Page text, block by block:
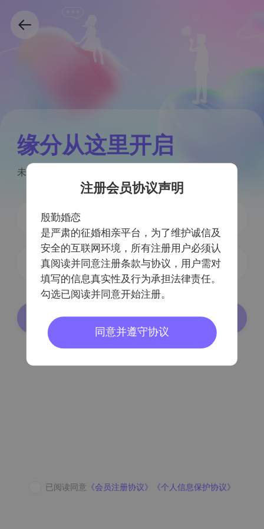
缘分从这里开启
未注册手机号验证后自动注册
获取验证码
登录/注册
密码登录
注册会员协议声明
殷勤婚恋
是严肃的征婚相亲平台，为了维护诚信及
安全的互联网环境，所有注册用户必须认
真阅读并同意注册条款与协议，用户需对
填写的信息真实性及行为承担法律责任。
勾选已阅读并同意开始注册。
同意并遵守协议
已阅读同意 《会员注册协议》 《个人信息保护协议》